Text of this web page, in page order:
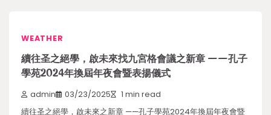
WEATHER
續往圣之絕學，啟未來找九宮格會議之新章 ——孔子
學苑2024年換屆年夜會暨表揚儀式
admin 03/23/2025 1 min read
續往圣之絕學，啟未來之新章 ——孔子學苑2024年換屆年夜會暨